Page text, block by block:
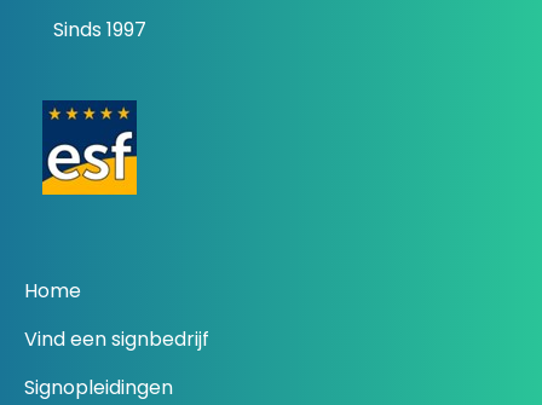
Sinds 1997
Home
Vind een signbedrijf
Signopleidingen